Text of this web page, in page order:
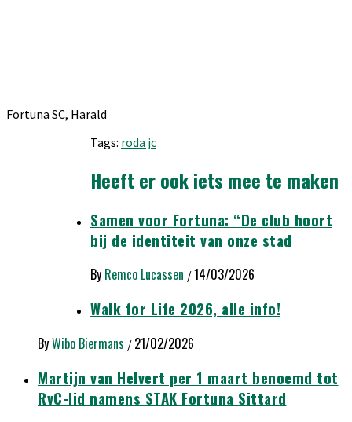
Fortuna SC, Harald
Tags: roda jc
Heeft er ook iets mee te maken
Samen voor Fortuna: “De club hoort
bij de identiteit van onze stad
By Remco Lucassen /14/03/2026
Walk for Life 2026, alle info!
ByWibo Biermans / 21/02/2026
Martijn van Helvert per 1 maart benoemd tot
RvC-lid namens STAK Fortuna Sittard